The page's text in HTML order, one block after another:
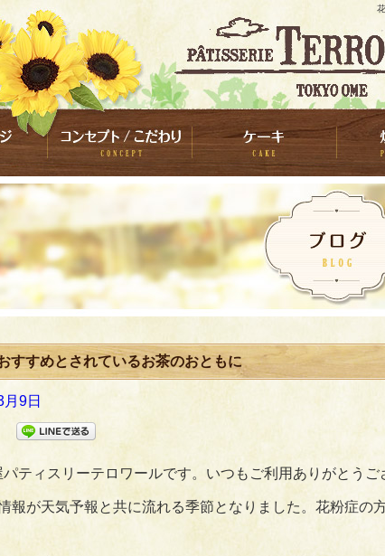
すすめとされているお茶のおともに
9日
ティスリーテロワールです。いつもご利用ありがとうご
報が天気予報と共に流れる季節となりました。花粉症の